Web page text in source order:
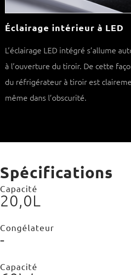
Éclairage intérieur à LED
L’éclairage LED intégré s’allume
à l’ouverture du tiroir. De cette
du réfrigérateur à tiroir est
même dans l’obscurité.
Spécifications
Capacité
20,0L
Congélateur
-
Capacité